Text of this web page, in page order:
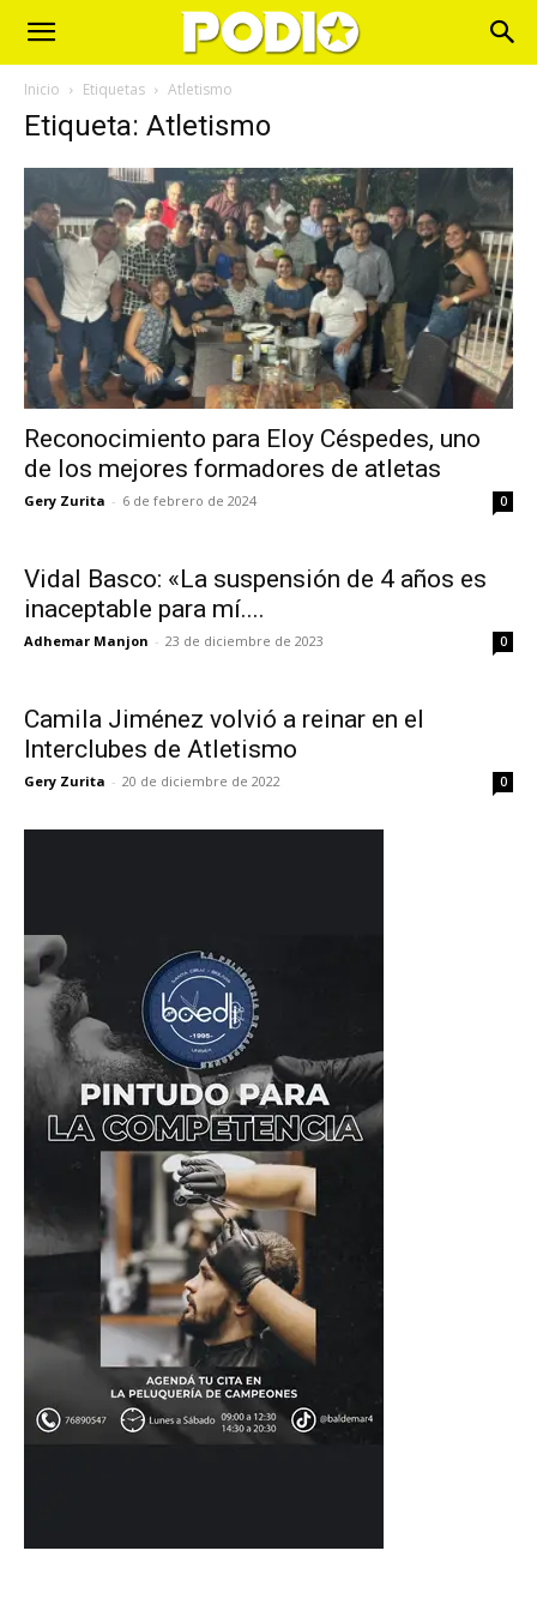
Inicio Etiquetas Atletismo
Etiqueta: Atletismo
Reconocimiento para Eloy Céspedes, uno
de los mejores formadores de atletas
Gery Zurita - 6 de febrero de 2024 0
Vidal Basco: «La suspensión de 4 años es
inaceptable para mí....
Adhemar Manjon - 23 de diciembre de 2023 0
Camila Jiménez volvió a reinar en el
Interclubes de Atletismo
Gery Zurita - 20 de diciembre de 2022 0